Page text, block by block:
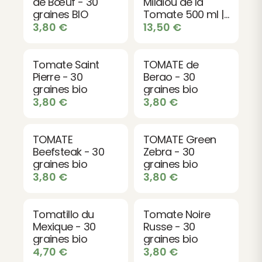
amateur comme pour l'expert, elle garantit une
belle récolte de fruits savoureux, parfaits frais ou
graines BIO
3,80 €
Tomate 500 ml |
Jardin &
13,50 €
Tomate Saint
Pierre - 30
graines bio
3,80 €
TOMATE de
Berao - 30
graines bio
3,80 €
TOMATE
Beefsteak - 30
graines bio
3,80 €
TOMATE Green
Zebra - 30
graines bio
3,80 €
Tomatillo du
Mexique - 30
graines bio
4,70 €
Tomate Noire
Russe - 30
graines bio
3,80 €